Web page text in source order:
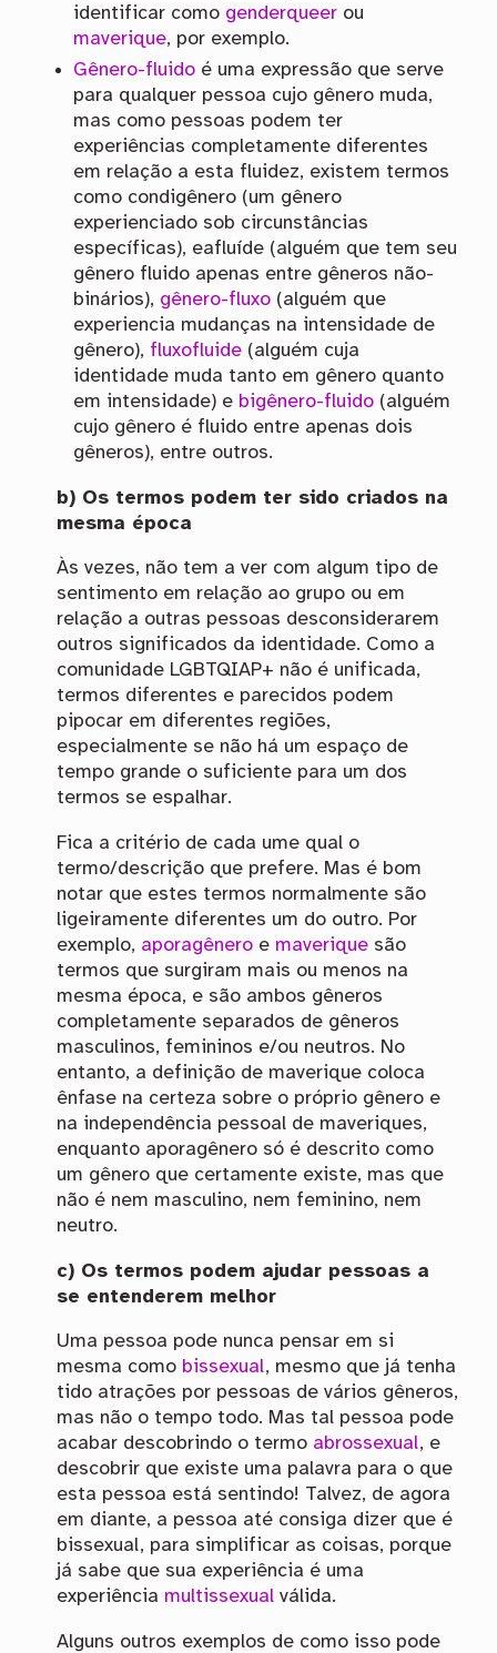
identificar como genderqueerou
maverique, por exemplo.
Gênero-fluidoé uma expressão que serve
para qualquer pessoa cujo gênero muda,
mas como pessoas podem ter
experiências completamente diferentes
em relação a esta fluidez, existem termos
como condigênero (um gênero
experienciado sob circunstâncias
específicas), eafluíde (alguém que tem seu
gênero fluido apenas entre gêneros não-
binários), gênero-fluxo(alguém que
experiencia mudanças na intensidade de
gênero), fluxofluide(alguém cuja
identidade muda tanto em gênero quanto
em intensidade) e bigênero-fluido(alguém
cujo gênero é fluido entre apenas dois
gêneros), entre outros.
b) Os termos podem ter sido criados na
mesma época
Às vezes, não tem a ver com algum tipo de
sentimento em relação ao grupo ou em
relação a outras pessoas desconsiderarem
outros significados da identidade. Como a
comunidade LGBTQIAP+ não é unificada,
termos diferentes e parecidos podem
pipocar em diferentes regiões,
especialmente se não há um espaço de
tempo grande o suficiente para um dos
termos se espalhar.
Fica a critério de cada ume qual o
termo/descrição que prefere. Mas é bom
notar que estes termos normalmente são
ligeiramente diferentes um do outro. Por
exemplo, aporagêneroe maveriquesão
termos que surgiram mais ou menos na
mesma época, e são ambos gêneros
completamente separados de gêneros
masculinos, femininos e/ou neutros. No
entanto, a definição de maverique coloca
ênfase na certeza sobre o próprio gênero e
na independência pessoal de maveriques,
enquanto aporagênero só é descrito como
um gênero que certamente existe, mas que
não é nem masculino, nem feminino, nem
neutro.
c) Os termos podem ajudar pessoas a
se entenderem melhor
Uma pessoa pode nunca pensar em si
mesma como bissexual, mesmo que já tenha
tido atrações por pessoas de vários gêneros,
mas não o tempo todo. Mas tal pessoa pode
acabar descobrindo o termo abrossexual, e
descobrir que existe uma palavra para o que
esta pessoa está sentindo! Talvez, de agora
em diante, a pessoa até consiga dizer que é
bissexual, para simplificar as coisas, porque
já sabe que sua experiência é uma
experiência multissexualválida.
Alguns outros exemplos de como isso pode